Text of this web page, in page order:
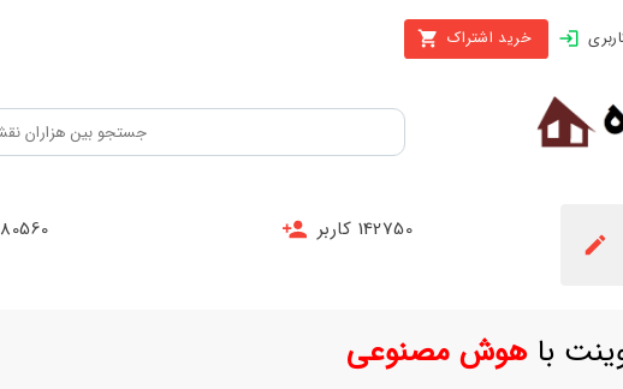
142750 کاربر 180560 نقشه و
باهوش مصنوعی